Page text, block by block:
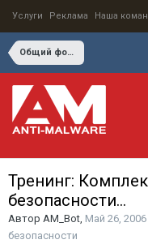
Услуги Реклама Наша
Общий форум по информационной безопасности
Тренинг:
безопасности...
Автор AM_Bot, Май 26, 2006
безопасности